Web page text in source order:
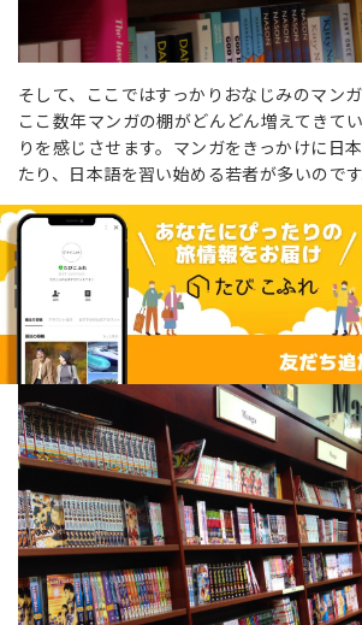
そして、ここではすっかりおなじみのマン
ここ数年マンガの棚がどんどん増えてきて
りを感じさせます。マンガをきっかけに日
たり、日本語を習い始める若者が多いのです